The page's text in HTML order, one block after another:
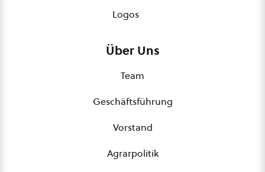
Logos
Über Uns
Team
Geschäftsführung
Vorstand
Agrarpolitik